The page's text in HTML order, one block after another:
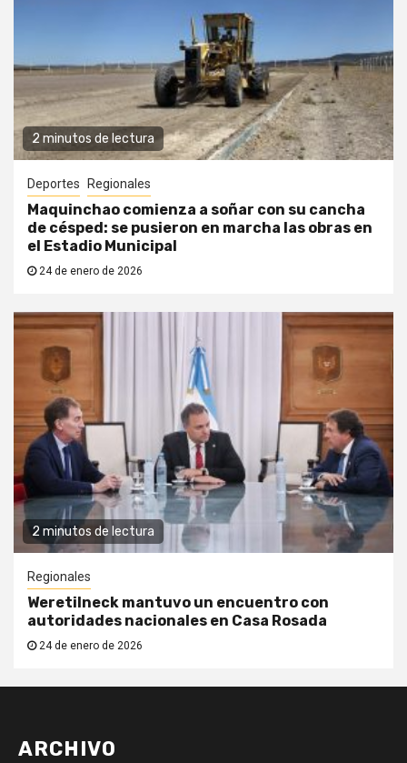
2 minutos de lectura
Deportes Regionales
Maquinchao comienza a soñar con su cancha
de césped: se pusieron en marcha las obras en
el Estadio Municipal
24 de enero de 2026
2 minutos de lectura
Regionales
Weretilneck mantuvo un encuentro con
autoridades nacionales en Casa Rosada
24 de enero de 2026
ARCHIVO